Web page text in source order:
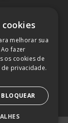
MF sob o nº
Kanebo, nº 175,
090
melhorar sua
fazer
os cookies de
privacidade.
BLOQUEAR